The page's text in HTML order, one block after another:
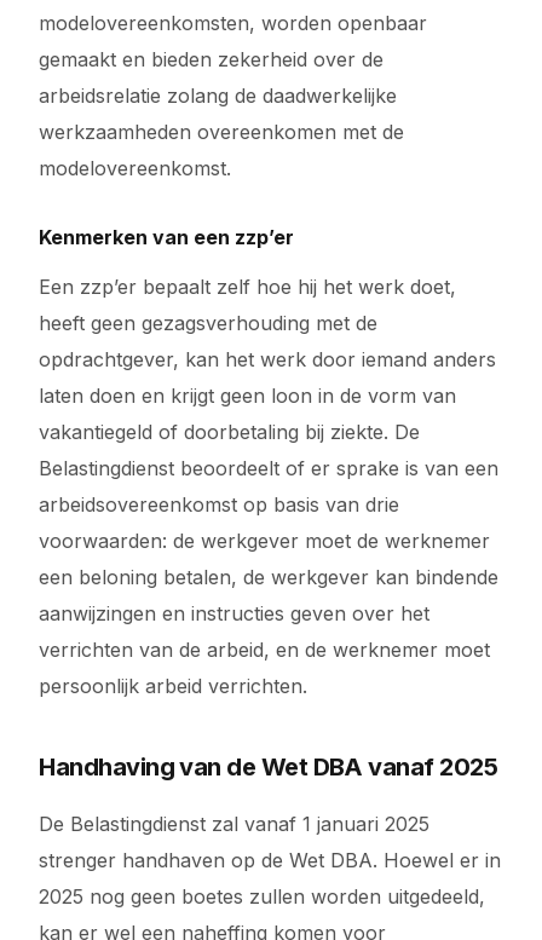
modelovereenkomsten, worden openbaar
gemaakt en bieden zekerheid over de
arbeidsrelatie zolang de daadwerkelijke
werkzaamheden overeenkomen met de
modelovereenkomst.
Kenmerken van een zzp’er
Een zzp’er bepaalt zelf hoe hij het werk doet,
heeft geen gezagsverhouding met de
opdrachtgever, kan het werk door iemand anders
laten doen en krijgt geen loon in de vorm van
vakantiegeld of doorbetaling bij ziekte. De
Belastingdienst beoordeelt of er sprake is van een
arbeidsovereenkomst op basis van drie
voorwaarden: de werkgever moet de werknemer
een beloning betalen, de werkgever kan bindende
aanwijzingen en instructies geven over het
verrichten van de arbeid, en de werknemer moet
persoonlijk arbeid verrichten.
Handhaving van de Wet DBA vanaf 2025
De Belastingdienst zal vanaf 1 januari 2025
strenger handhaven op de Wet DBA. Hoewel er in
2025 nog geen boetes zullen worden uitgedeeld,
kan er wel een naheffing komen voor